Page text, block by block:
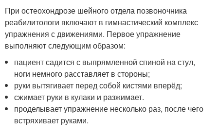
При остеохондрозе шейного отдела позвоночника
реабилитологи включают в гимнастический комплекс
упражнения с движениями. Первое упражнение
выполняют следующим образом:
пациент садится с выпрямленной спиной на стул,
ноги немного расставляет в стороны;
руки вытягивает перед собой кистями вперёд;
сжимает руки в кулаки и разжимает.
проделывает упражнение несколько раз, после чего
встряхивает руками.